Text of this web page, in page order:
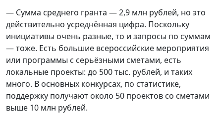
— Сумма среднего гранта — 2,9 млн рублей, но это
действительно усреднённая цифра. Поскольку
инициативы очень разные, то и запросы по суммам
— тоже. Есть большие всероссийские мероприятия
или программы с серьёзными сметами, есть
локальные проекты: до 500 тыс. рублей, и таких
много. В основных конкурсах, по статистике,
поддержку получают около 50 проектов со сметами
выше 10 млн рублей.